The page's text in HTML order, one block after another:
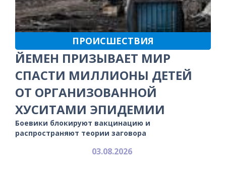
ПРОИСШЕСТВИЯ
ЙЕМЕН ПРИЗЫВАЕТ МИР
СПАСТИ МИЛЛИОНЫ ДЕТЕЙ
ОТ ОРГАНИЗОВАННОЙ
ХУСИТАМИ ЭПИДЕМИИ
Боевики блокируют вакцинацию и
распространяют теории заговора
03.08.2026